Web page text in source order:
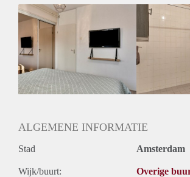
Huurtoeslag
Niet mogelijk
Inkomen eis
N.V.T.
Huurtermijn
Onbepaalde termijn
Oplevering
ALGEMENE INFORMATIE
Stad Amsterdam
Wijk/buurt: Overige